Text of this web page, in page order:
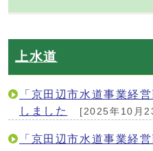
上水道
「京田辺市水道事業経
しました
[2025年10月
「京田辺市水道事業経